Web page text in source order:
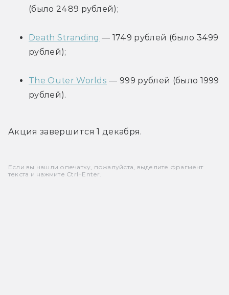
(было 2489 рублей);
Death Stranding — 1749 рублей (было 3499
рублей);
The Outer Worlds — 999 рублей (было 1999
рублей).
Акция завершится 1 декабря.
Если вы нашли опечатку, пожалуйста, выделите фрагмент
текста и нажмите Ctrl+Enter.